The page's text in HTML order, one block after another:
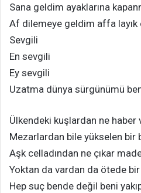
Sana geldim ayaklarına
Af dilemeye geldim affa layık
Sevgili
En sevgili
Ey sevgili
Uzatma dünya sürgünümü
Ülkendeki kuşlardan ne haber
Mezarlardan bile yükselen bir
Aşk celladından ne çıkar
Yoktan da vardan da ötede bir
Hep suç bende değil beni